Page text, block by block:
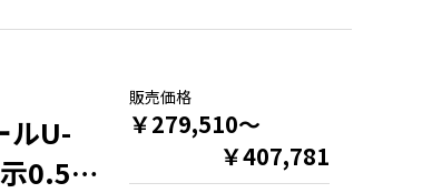
ルU-
0.5㎏
販売価格
￥279,510～
￥407,781